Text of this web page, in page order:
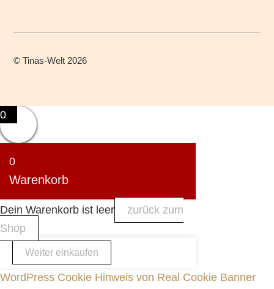
©Tinas-Welt 2026
0
0
Warenkorb
Dein Warenkorb ist leer
zurück zum
Shop
Weiter einkaufen
WordPress Cookie Hinweis von Real Cookie Banner